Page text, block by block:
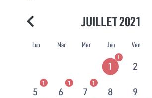
JUILLET 2021
Lun Mar Mer Jeu Ven
1
1
2
5
1
6
1
7
1
8 9